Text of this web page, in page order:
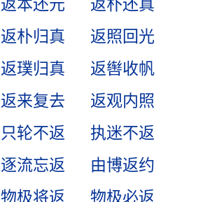
返本还元
返朴还真
返朴归真
返照回光
返璞归真
返辔收帆
返来复去
返观内照
只轮不返
执迷不返
逐流忘返
由博返约
物极将返
物极必返